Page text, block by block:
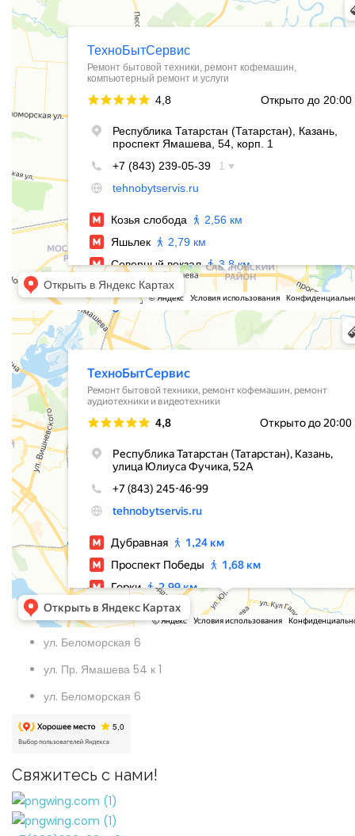
ул. Беломорская 6
ул. Пр. Ямашева 54 к 1
ул. Беломорская 6
Свяжитесь с нами!